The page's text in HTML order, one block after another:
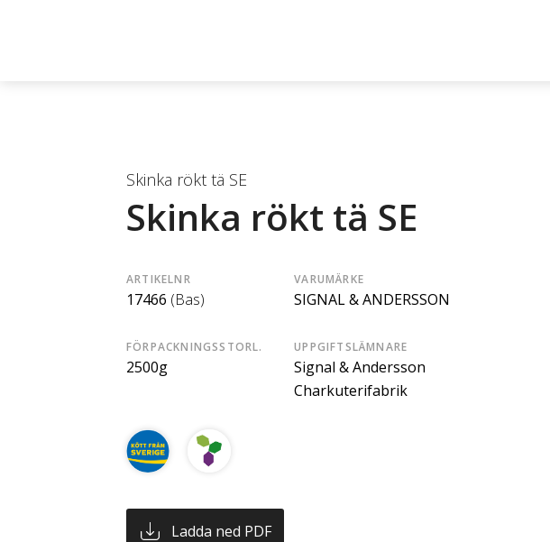
Skinka rökt tä SE
Skinka rökt tä SE
ARTIKELNR
17466 (Bas)
VARUMÄRKE
SIGNAL & ANDERSSON
FÖRPACKNINGSSTORL.
2500g
UPPGIFTSLÄMNARE
Signal & Andersson
Charkuterifabrik
Ladda ned PDF